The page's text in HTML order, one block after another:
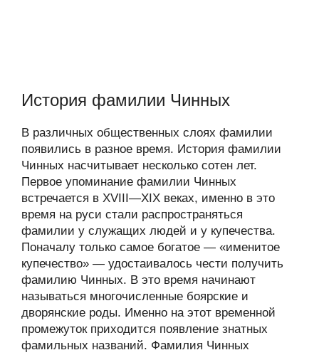
История фамилии Чинных
В различных общественных слоях фамилии
появились в разное время. История фамилии
Чинных насчитывает несколько сотен лет.
Первое упоминание фамилии Чинных
встречается в XVIII—XIX веках, именно в это
время на руси стали распространяться
фамилии у служащих людей и у купечества.
Поначалу только самое богатое — «именитое
купечество» — удостаивалось чести получить
фамилию Чинных. В это время начинают
называться многочисленные боярские и
дворянские роды. Именно на этот временной
промежуток приходится появление знатных
фамильных названий. Фамилия Чинных